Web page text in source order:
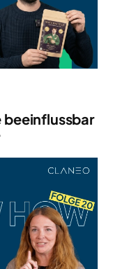
beeinflussbar